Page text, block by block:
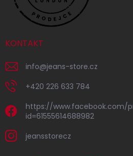
KONTAKT
info@jeans-store.cz
+420 226 633 784
https://www.facebook.com/
id=61555614688982
jeansstorecz